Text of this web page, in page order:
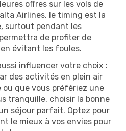
offres sur les vols de
Airlines, le timing est la
surtout pendant les
de profiter de
évitant les foules.
influencer votre choix :
des activités en plein air
ou que vous préfériez une
tranquille, choisir la bonne
séjour parfait. Optez pour
le mieux à vos envies pour